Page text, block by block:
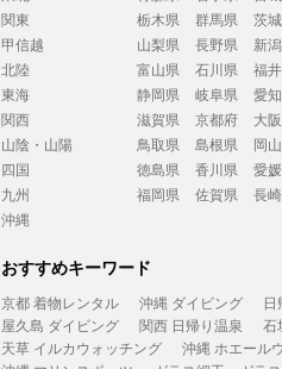
関東
栃木県 群馬県 茨
甲信越
山梨県 長野県
新
北陸
富山県 石川県
福
東海
静岡県 岐阜県 愛
関西
滋賀県 京都府 大
山陰・山陽
鳥取県 島根県 岡
四国
徳島県 香川県 愛
九州
福岡県 佐賀県 長
沖縄
おすすめキーワード
京都 着物レンタル 沖縄 ダイビング
屋久島 ダイビング
関西 日帰り温泉 石
天草 イルカウォッチング
沖縄 ホエール